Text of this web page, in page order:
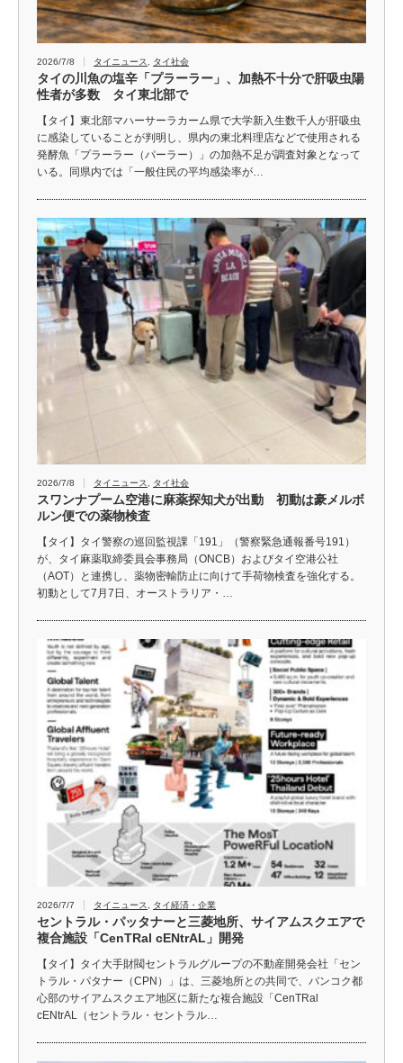
2026/7/8 タイニュース タイ社会
タイの川魚の塩辛「プラーラー」、加熱不十分で肝吸虫陽
性者が多数 タイ東北部で
【タイ】東北部マハーサーラカーム県で大学新入生数千人が肝吸虫
に感染していることが判明し、県内の東北料理店などで使用される
発酵魚「プラーラー（パーラー）」の加熱不足が調査対象となって
いる。同県内では「一般住民の平均感染率が…
2026/7/8 タイニュース タイ社会
スワンナプーム空港に麻薬探知犬が出動 初動は豪メルボ
ルン便での薬物検査
【タイ】タイ警察の巡回監視課「191」（警察緊急通報番号191）
が、タイ麻薬取締委員会事務局（ONCB）およびタイ空港公社
（AOT）と連携し、薬物密輸防止に向けて手荷物検査を強化する。
初動として7月7日、オーストラリア・…
2026/7/7 タイニュース タイ経済・企業
セントラル・パッタナーと三菱地所、サイアムスクエアで
複合施設「CenTRal cENtrAL」開発
【タイ】タイ大手財閥セントラルグループの不動産開発会社「セン
トラル・パタナー（CPN）」は、三菱地所との共同で、バンコク都
心部のサイアムスクエア地区に新たな複合施設「CenTRal
cENtrAL（セントラル・セントラル…